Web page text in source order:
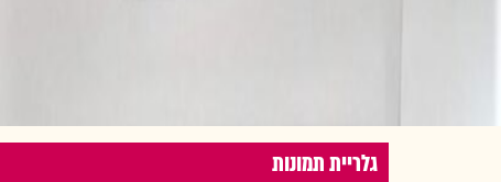
גלריית תמונות